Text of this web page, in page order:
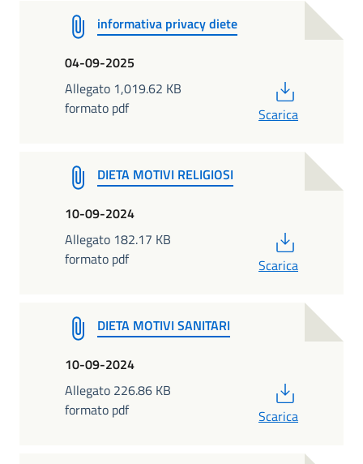
informativa privacy diete
04-09-2025
Allegato 1,019.62 KB
formato pdf
Scarica
DIETA MOTIVI RELIGIOSI
10-09-2024
Allegato 182.17 KB
formato pdf
Scarica
DIETA MOTIVI SANITARI
10-09-2024
Allegato 226.86 KB
formato pdf
Scarica